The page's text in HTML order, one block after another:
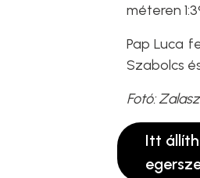
méteren
Pap Luca
Szabolcs
Fotó:
Itt